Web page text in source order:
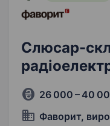
Слюсар-
26 000 – 40
Фаворит,